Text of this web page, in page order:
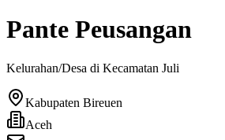
Pante Peusangan
Kelurahan/Desa di Kecamatan Juli
Kabupaten Bireuen
Aceh